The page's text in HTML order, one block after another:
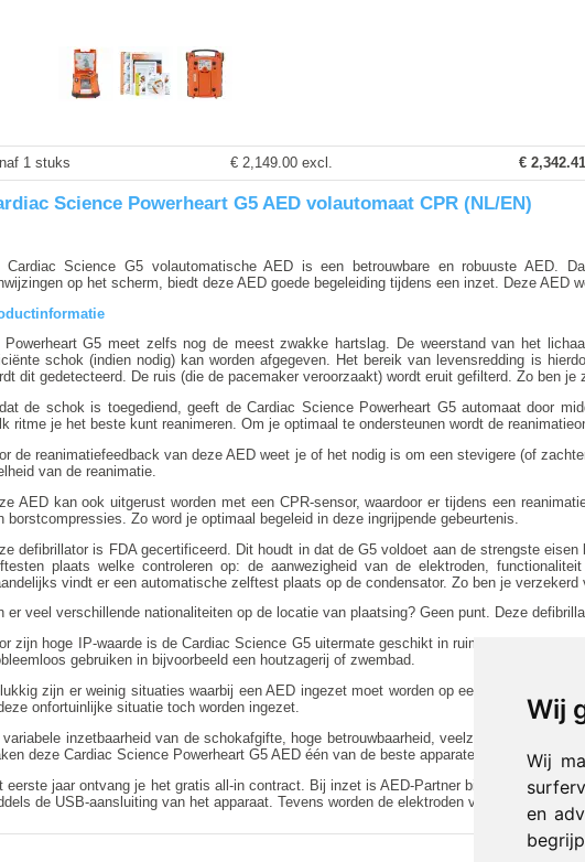
Wij
Wij
en
1 stuks € 2,149.00 excl. € 2,342.41
Science Powerheart G5 AED volautomaat CPR (NL/EN)
Cardiac Science G5 volautomatische AED is een betrouwbare en robuuste AED.
op het scherm, biedt deze AED goede begeleiding tijdens een inzet. Deze AED
Powerheart G5 meet zelfs nog de meest zwakke hartslag. De weerstand van het
schok (indien nodig) kan worden afgegeven. Het bereik van levensredding is
dit gedetecteerd. De ruis (die de pacemaker veroorzaakt) wordt eruit gefilterd. Zo ben
de schok is toegediend, geeft de Cardiac Science Powerheart G5 automaat door
ritme je het beste kunt reanimeren. Om je optimaal te ondersteunen wordt de
de reanimatiefeedback van deze AED weet je of het nodig is om een stevigere (of
van de reanimatie.
AED kan ook uitgerust worden met een CPR-sensor, waardoor er tijdens een
borstcompressies. Zo word je optimaal begeleid in deze ingrijpende gebeurtenis.
defibrillator is FDA gecertificeerd. Dit houdt in dat de G5 voldoet aan de strengste
plaats welke controleren op: de aanwezigheid van de elektroden,
vindt er een automatische zelftest plaats op de condensator. Zo ben je verzekerd
er veel verschillende nationaliteiten op de locatie van plaatsing? Geen punt. Deze
zijn hoge IP-waarde is de Cardiac Science G5 uitermate geschikt in ruimtes waar het
gebruiken in bijvoorbeeld een houtzagerij of zwembad.
zijn er weinig situaties waarbij een AED ingezet moet worden op een kind. Door het
onfortuinlijke situatie toch worden ingezet.
variabele inzetbaarheid van de schokafgifte, hoge betrouwbaarheid, veelzijdige
deze Cardiac Science Powerheart G5 AED één van de beste apparaten op de markt.
eerste jaar ontvang je het gratis all-in contract. Bij inzet is AED-Partner binnen 6 uur op
de USB-aansluiting van het apparaat. Tevens worden de elektroden vervangen.